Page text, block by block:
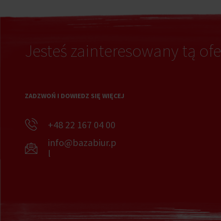
Jesteś zainteresowany tą
ZADZWOŃ I DOWIEDZ SIĘ WIĘCEJ
+48 22 167 04 00
info@bazabiur.p
l